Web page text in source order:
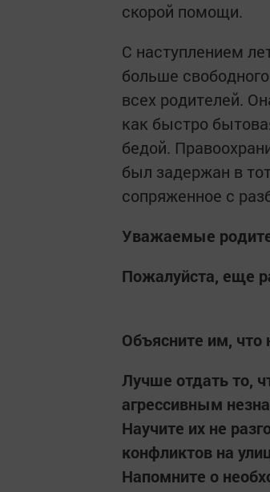
скорой помощи.
С наступлением
больше
всех родителей.
как быстро
бедой.
был задержан в
сопряженное с
Уважаемые
Пожалуйста, еще
Объясните им, что
Лучше отдать то,
агрессивным
Научите их не
конфликтов на
Напомните о